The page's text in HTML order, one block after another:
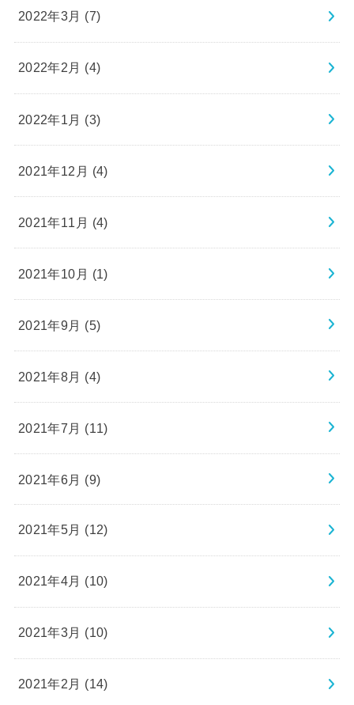
2022年3月 (7)
2022年2月 (4)
2022年1月 (3)
2021年12月 (4)
2021年11月 (4)
2021年10月 (1)
2021年9月 (5)
2021年8月 (4)
2021年7月 (11)
2021年6月 (9)
2021年5月 (12)
2021年4月 (10)
2021年3月 (10)
2021年2月 (14)